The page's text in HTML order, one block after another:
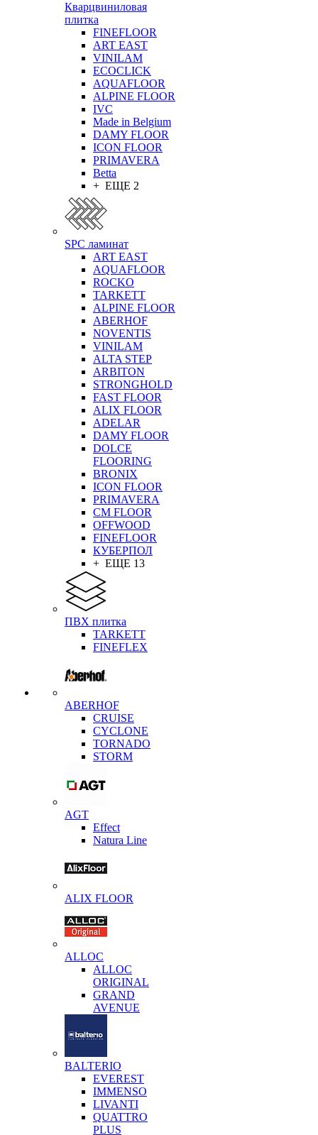
Кварцвиниловая
плитка
FINEFLOOR
ART EAST
VINILAM
ECOCLICK
AQUAFLOOR
ALPINE FLOOR
IVC
Made in Belgium
DAMY FLOOR
ICON FLOOR
PRIMAVERA
Betta
+ ЕЩЕ 2
SPC ламинат
ART EAST
AQUAFLOOR
ROCKO
TARKETT
ALPINE FLOOR
ABERHOF
NOVENTIS
VINILAM
ALTA STEP
ARBITON
STRONGHOLD
FAST FLOOR
ALIX FLOOR
ADELAR
DAMY FLOOR
DOLCE
FLOORING
BRONIX
ICON FLOOR
PRIMAVERA
CM FLOOR
OFFWOOD
FINEFLOOR
КУБЕРПОЛ
+ ЕЩЕ 13
ПВХ плитка
TARKETT
FINEFLEX
ABERHOF
CRUISE
CYCLONE
TORNADO
STORM
AGT
Effect
Natura Line
ALIX FLOOR
ALLOC
ALLOC
ORIGINAL
GRAND
AVENUE
BALTERIO
EVEREST
IMMENSO
LIVANTI
QUATTRO
PLUS